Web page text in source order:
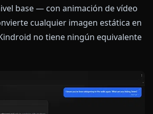
base — con animación de vídeo
cualquier imagen estática en
no tiene ningún equivalente